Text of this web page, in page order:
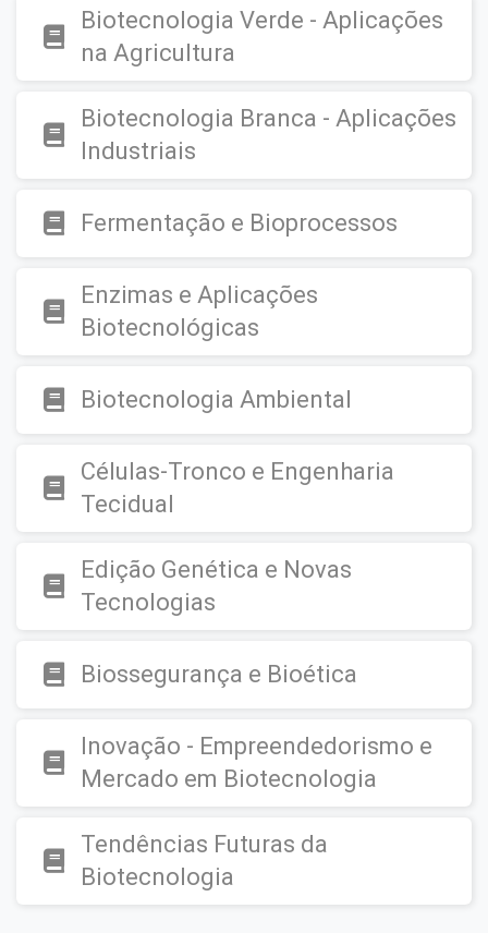
Biotecnologia Verde - Aplicações
na Agricultura
Biotecnologia Branca - Aplicações
Industriais
Fermentação e Bioprocessos
Enzimas e Aplicações
Biotecnológicas
Biotecnologia Ambiental
Células-Tronco e Engenharia
Tecidual
Edição Genética e Novas
Tecnologias
Biossegurança e Bioética
Inovação - Empreendedorismo e
Mercado em Biotecnologia
Tendências Futuras da
Biotecnologia